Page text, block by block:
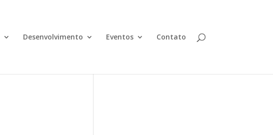
Desenvolvimento Eventos Contato